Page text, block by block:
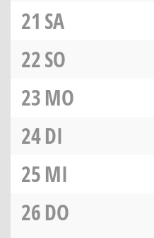
21 SA
22SO
23MO
24DI
25MI
26DO